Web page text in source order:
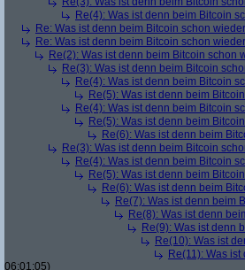
Re(4): Was ist denn beim Bitcoin
Re: Was ist denn beim Bitcoin schon
Re: Was ist denn beim Bitcoin schon
Re(2): Was ist denn beim Bitcoin schon
Re(3): Was ist denn beim Bitcoin
Re(4): Was ist denn beim Bitcoin
Re(5): Was ist denn beim
Re(4): Was ist denn beim Bitcoin
Re(5): Was ist denn beim
Re(6): Was ist denn beim
Re(3): Was ist denn beim Bitcoin
Re(4): Was ist denn beim Bitcoin
Re(5): Was ist denn beim
Re(6): Was ist denn beim
Re(7): Was ist denn beim
Re(8): Was ist denn
Re(9): Was ist denn
Re(10): Was ist
Re(11): Was
06:01:05)